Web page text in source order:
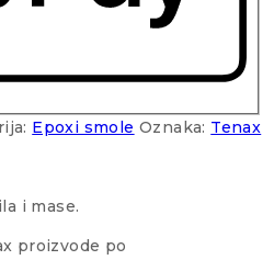
Epoxi smole Oznaka: Tenax
i mase.
proizvode po